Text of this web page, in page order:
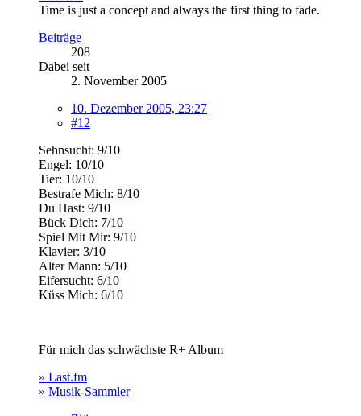
Time is just a concept and always the first thing to fade.
Beiträge
208
Dabei seit
2. November 2005
10. Dezember 2005, 23:27
#12
Sehnsucht: 9/10
Engel: 10/10
Tier: 10/10
Bestrafe Mich: 8/10
Du Hast: 9/10
Bück Dich: 7/10
Spiel Mit Mir: 9/10
Klavier: 3/10
Alter Mann: 5/10
Eifersucht: 6/10
Küss Mich: 6/10
Für mich das schwächste R+ Album
» Last.fm
» Musik-Sammler